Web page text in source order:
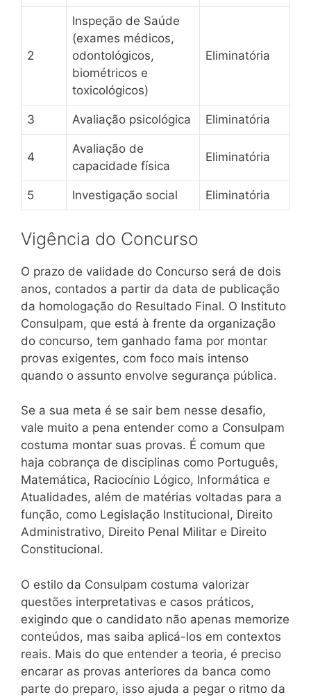
2
Inspeção de Saúde
(exames médicos,
odontológicos,
biométricos e
toxicológicos)
Eliminatória
3 Avaliação psicológica Eliminatória
4
Avaliação de
capacidade física
Eliminatória
5 Investigação social Eliminatória
Vigência do Concurso
O prazo de validade do Concurso será de dois
anos, contados a partir da data de publicação
da homologação do Resultado Final. O Instituto
Consulpam, que está à frente da organização
do concurso, tem ganhado fama por montar
provas exigentes, com foco mais intenso
quando o assunto envolve segurança pública.
Se a sua meta é se sair bem nesse desafio,
vale muito a pena entender como a Consulpam
costuma montar suas provas. É comum que
haja cobrança de disciplinas como Português,
Matemática, Raciocínio Lógico, Informática e
Atualidades, além de matérias voltadas para a
função, como Legislação Institucional, Direito
Administrativo, Direito Penal Militar e Direito
Constitucional.
O estilo da Consulpam costuma valorizar
questões interpretativas e casos práticos,
exigindo que o candidato não apenas memorize
conteúdos, mas saiba aplicá-los em contextos
reais. Mais do que entender a teoria, é preciso
encarar as provas anteriores da banca como
parte do preparo, isso ajuda a pegar o ritmo da